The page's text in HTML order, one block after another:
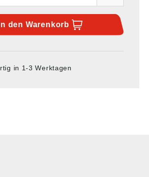
In den Warenkorb
in 1-3 Werktagen